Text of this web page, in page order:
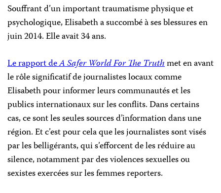
Souffrant d’un important traumatisme physique et
psychologique, Elisabeth a succombé à ses blessures en
juin 2014. Elle avait 34 ans.
Le rapport deA Safer World For The Truthmet en avant
le rôle significatif de journalistes locaux comme
Elisabeth pour informer leurs communautés et les
publics internationaux sur les conflits. Dans certains
cas, ce sont les seules sources d’information dans une
région. Et c’est pour cela que les journalistes sont visés
par les belligérants, qui s’efforcent de les réduire au
silence, notamment par des violences sexuelles ou
sexistes exercées sur les femmes reporters.